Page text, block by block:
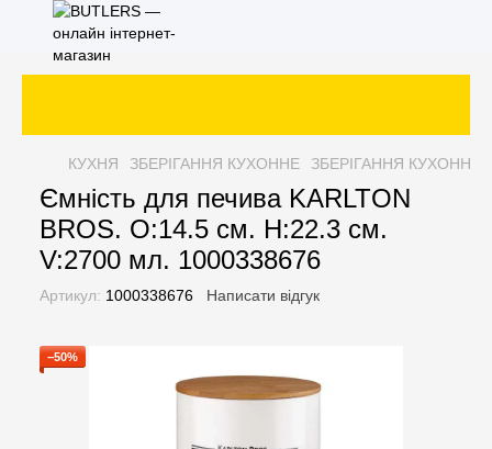
КУХНЯ ЗБЕРІГАННЯ КУХОННЕ ЗБЕРІГАННЯ КУХОННЕ
Ємність для печива KARLTON
BROS. O:14.5 см. H:22.3 см.
V:2700 мл. 1000338676
Артикул: 1000338676 Написати відгук
−50%